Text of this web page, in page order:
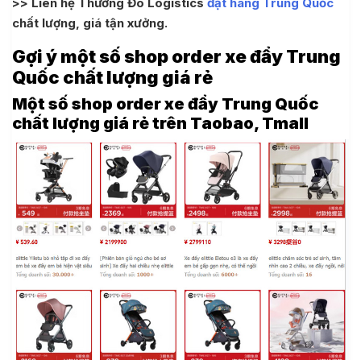
1688
chất lượng, giá tận xưởng.
Gợi ý một số shop order xe đẩy Trung
Quốc chất lượng giá rẻ
Một số shop order xe đẩy Trung Quốc
chất lượng giá rẻ trên Taobao, Tmall